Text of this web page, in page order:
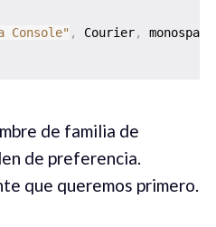
Console" , Courier, monospace
de familia de
de preferencia.
que queremos primero.